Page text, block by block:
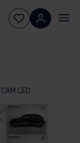
LED